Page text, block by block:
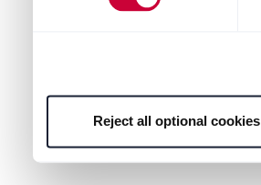
Reject all optional cookies